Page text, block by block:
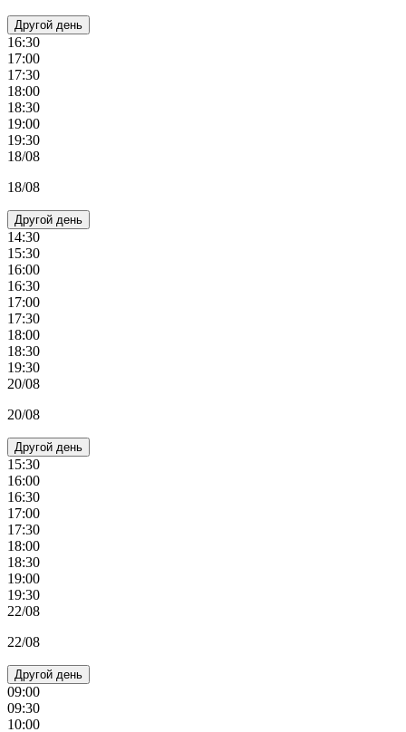
Другой день
16:30
17:00
17:30
18:00
18:30
19:00
19:30
18/08
18/08
Другой день
14:30
15:30
16:00
16:30
17:00
17:30
18:00
18:30
19:30
20/08
20/08
Другой день
15:30
16:00
16:30
17:00
17:30
18:00
18:30
19:00
19:30
22/08
22/08
Другой день
09:00
09:30
10:00